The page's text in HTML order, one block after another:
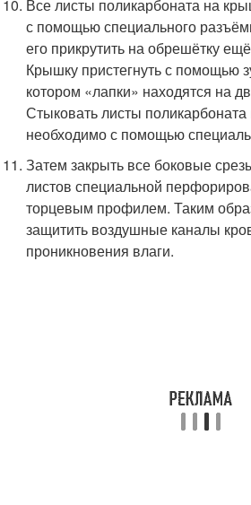
Все листы поликарбоната на
с помощью специального
его прикрутить на обрешётку
Крышку пристегнуть с помощью
котором «лапки» находятся на
Стыковать листы
необходимо с помощью
Затем закрыть все боковые
листов специальной
торцевым профилем. Таким
защитить воздушные каналы
проникновения влаги.